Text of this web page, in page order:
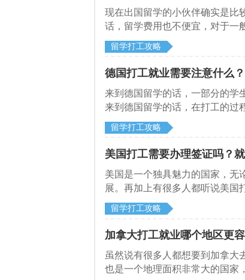
现在出国留学的小伙伴确实是比
话，留学费用也不便宜，对于一
一边打工，来和启德留学网了解
留学打工攻略
德国打工就业需要注意什么
来到德国留学的话，一部分的学
来到德国留学的话，在打工的过
注意什么？
留学打工攻略
美国打工需要办理签证吗？
美国是一个独具魅力的国家，无
展。再加上有很多人都听说美国
留学打工攻略
加拿大打工就业哪个地区更
虽然说有很多人都想要到加拿大
也是一个地理面积非常大的国家